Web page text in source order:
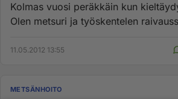
Kolmas vuosi peräkkäin kun
Olen metsuri ja työskentelen
11.05.2012 13:55
METSÄNHOITO